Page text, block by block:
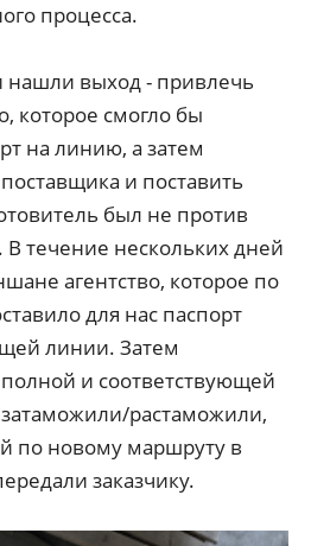
процесса.
нашли выход - привлечь
которое смогло бы
на линию, а затем
и поставить
был не против
В течение нескольких дней
агентство, которое по
для нас паспорт
линии. Затем
и соответствующей
растаможили,
по новому маршруту в
заказчику.